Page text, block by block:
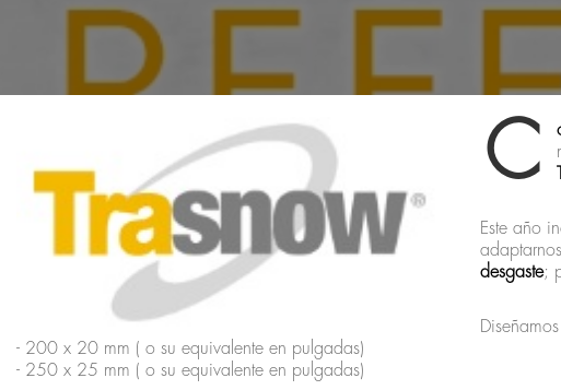
C
Este año
desgaste;
- 200 x 20 mm ( o su equivalente en pulgadas)
- 250 x 25 mm ( o su equivalente en pulgadas)